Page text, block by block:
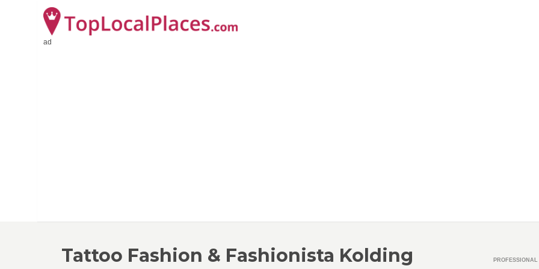
ad
Tattoo Fashion & Fashionista Kolding